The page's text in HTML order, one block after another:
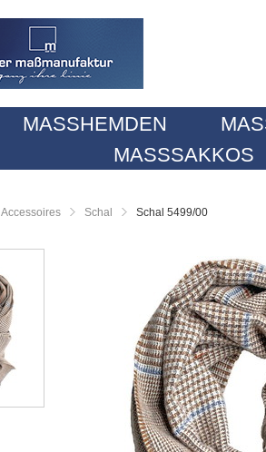
MASSHEMDEN
MASSSAKKOS
Accessoires Schal Schal 5499/00